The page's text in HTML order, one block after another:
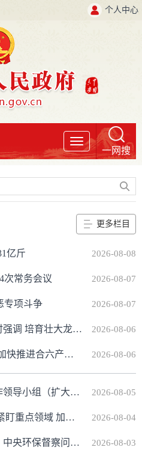
个人中心
导
航
一网搜
更多栏目
亿斤 2026-08-08
次常务会议 2026-08-07
专项斗争 2026-08-07
特色产业 加快推动县域经济高质量发展 2026-08-06
大力发展汽车零部件产业 加快推进合六产业同城化 市政协召开对口协商会 2026-08-06
常态化帮扶工作 长久守牢不发生规模性返贫致贫底线 2026-08-05
整治 切实守牢安全生产底线 2026-08-04
整改、河湖长制等重点工作 2026-08-03